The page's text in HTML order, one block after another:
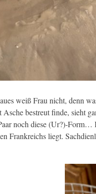
weiß Frau nicht, denn
bestreut finde, sieht
noch diese (Ur?)-Form…
Frankreichs liegt.